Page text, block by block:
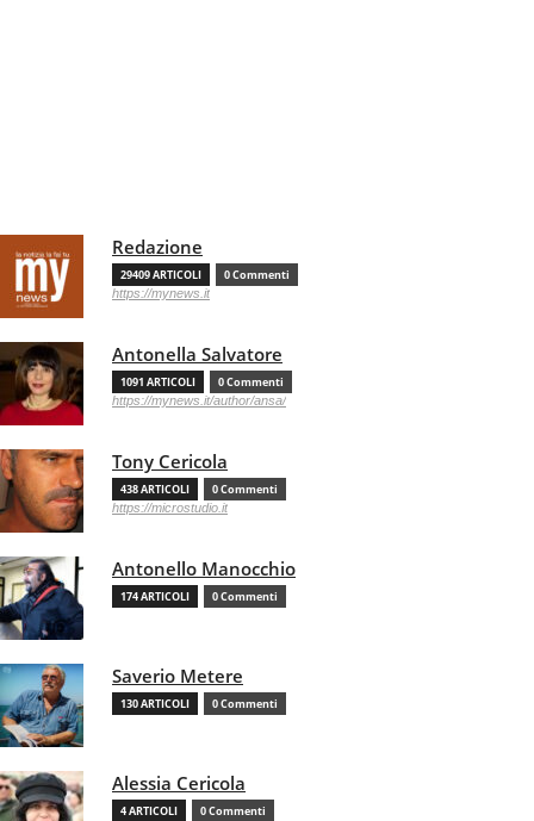
Redazione
29409 ARTICOLI 0 Commenti
https://mynews.it
Antonella Salvatore
1091 ARTICOLI 0 Commenti
https://mynews.it/author/ansa/
Tony Cericola
438 ARTICOLI 0 Commenti
https://microstudio.it
Antonello Manocchio
174 ARTICOLI 0 Commenti
Saverio Metere
130 ARTICOLI 0 Commenti
Alessia Cericola
4 ARTICOLI 0 Commenti